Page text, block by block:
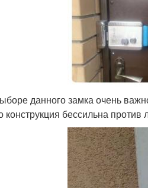
данного замка очень
конструкция бессильна против